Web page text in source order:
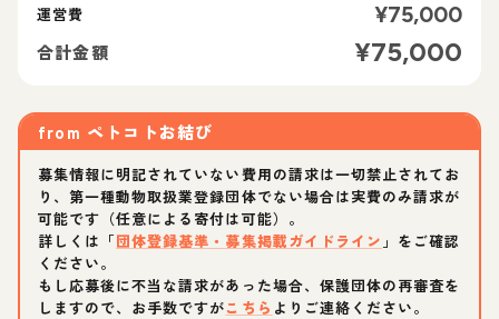
運営費 ¥75,000
合計金額 ¥75,000
from ペトコトお結び
募集情報に明記されていない費用の請求は一切禁止されてお
り、第一種動物取扱業登録団体でない場合は実費のみ請求が
可能です（任意による寄付は可能）。
詳しくは「団体登録基準・募集掲載ガイドライン 」をご確認
ください。
もし応募後に不当な請求があった場合、保護団体の再審査を
しますので、お手数ですがこちら よりご連絡ください。